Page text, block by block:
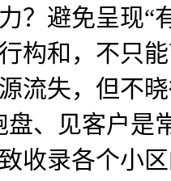
？避免呈现
构和，不只
流失，但不
、见客户是
收录各个小